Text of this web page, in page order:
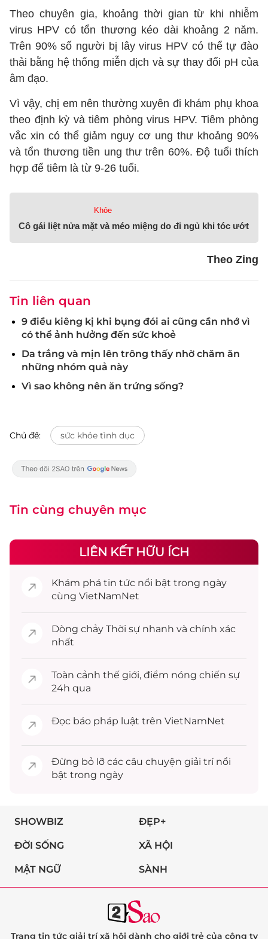
Theo chuyên gia, khoảng thời gian từ khi nhiễm
virus HPV có tổn thương kéo dài khoảng 2 năm.
Trên 90% số người bị lây virus HPV có thể tự đào
thải bằng hệ thống miễn dịch và sự thay đổi pH của
âm đạo.
Vì vậy, chị em nên thường xuyên đi khám phụ khoa
theo định kỳ và tiêm phòng virus HPV. Tiêm phòng
vắc xin có thể giảm nguy cơ ung thư khoảng 90%
và tổn thương tiền ung thư trên 60%. Độ tuổi thích
hợp để tiêm là từ 9-26 tuổi.
Khỏe
Cô gái liệt nửa mặt và méo miệng do đi ngủ khi tóc ướt
Theo Zing
Tin liên quan
9 điều kiêng kị khi bụng đói ai cũng cần nhớ vì
có thể ảnh hưởng đến sức khoẻ
Da trắng và mịn lên trông thấy nhờ chăm ăn
những nhóm quả này
Vì sao không nên ăn trứng sống?
Chủ đề: sức khỏe tình dục
Tin cùng chuyên mục
LIÊN KẾT HỮU ÍCH
Khám phá tin tức nổi bật trong ngày
cùng VietNamNet
Dòng chảy Thời sự nhanh và chính xác
nhất
Toàn cảnh thế giới, điểm nóng chiến sự
24h qua
Đọc báo pháp luật trên VietNamNet
Đừng bỏ lỡ các câu chuyện giải trínổi
bật trong ngày
SHOWBIZ ĐẸP+
ĐỜI SỐNG XÃ HỘI
MẬT NGỮ SÀNH
Trang tin tức giải trí xã hội dành cho giới trẻ của công ty